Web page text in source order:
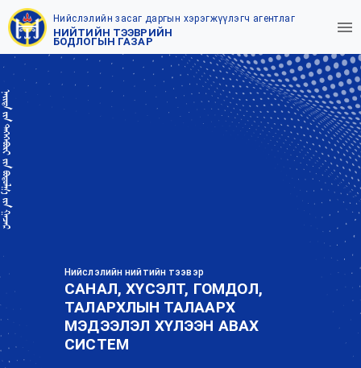
Нийслэлийн засаг даргын хэрэгжүүлэгч агентлаг
НИЙТИЙН ТЭЭВРИЙН
БОДЛОГЫН ГАЗАР
Нийслэлийн нийтийн тээвэр
САНАЛ, ХҮСЭЛТ, ГОМДОЛ,
ТАЛАРХЛЫН ТАЛААРХ
МЭДЭЭЛЭЛ ХҮЛЭЭН АВАХ
СИСТЕМ